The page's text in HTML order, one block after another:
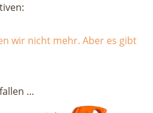
wir nicht mehr. Aber es gibt
…